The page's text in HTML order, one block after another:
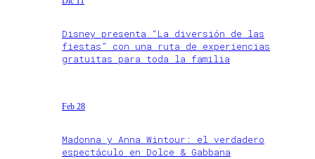
Disney presenta “La diversión de las
fiestas” con una ruta de experiencias
gratuitas para toda la familia
Feb 28
Madonna y Anna Wintour: el verdadero
espectáculo en Dolce & Gabbana